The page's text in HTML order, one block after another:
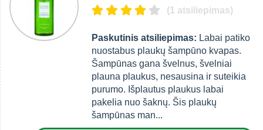
(1 atsiliepimas)
Paskutinis atsiliepimas: Labai patiko
nuostabus plaukų šampūno kvapas.
Šampūnas gana švelnus, švelniai
plauna plaukus, nesausina ir suteikia
purumo. Išplautus plaukus labai
pakelia nuo šaknų. Šis plaukų
šampūnas man...